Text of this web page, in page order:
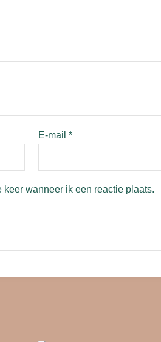
E-mail *
wanneer ik een reactie plaats.